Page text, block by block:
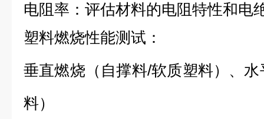
电阻率：评估材料的电阻特性和电
塑料燃烧性能测试：
垂直燃烧（自撑料/软质塑料）、
料）